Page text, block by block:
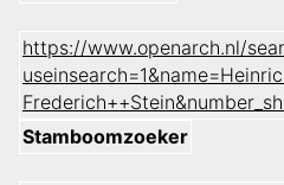
https://www.openarch.nl/
Stamboomzoeker